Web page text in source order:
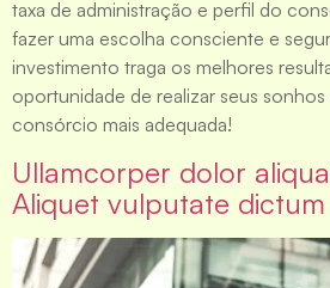
taxa de administração e perfil do
fazer uma escolha consciente e
investimento traga os melhores
oportunidade de realizar seus
consórcio mais adequada!
Ullamcorper dolor
Aliquet vulputate dictum